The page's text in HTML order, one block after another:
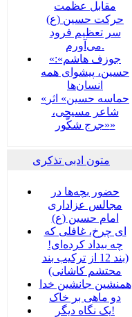
مقابل عظمت
حرکت حسین (ع)
سر تعظیم فرود
می‌آورم.
«جوزف هاشم»:
حسین، پیشوای همه
انسان‌ها
«حماسه حسین» اثر
شاعر مسیحی،
«جرج شکّور»
متون ادبی تذکری
حضور بچه‌‌‌ها در
مجالس عزاداری
امام حسین (ع)
ای چرخ، غافلی که
چه بیداد کرده‌ای!
(بند 12 از ترکیب بند
محتشم کاشانی)
همنشین جانشین خدا
دو ماهی بر خاک
یک نگاه دیگر!